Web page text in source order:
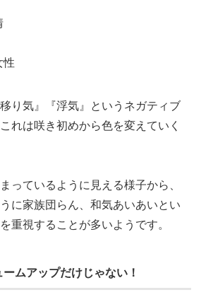
性
り気』『浮気』というネガティブ
れは咲き初めから色を変えていく
っているように見える様子から、
に家族団らん、和気あいあいとい
重視することが多いようです。
ムアップだけじゃない！